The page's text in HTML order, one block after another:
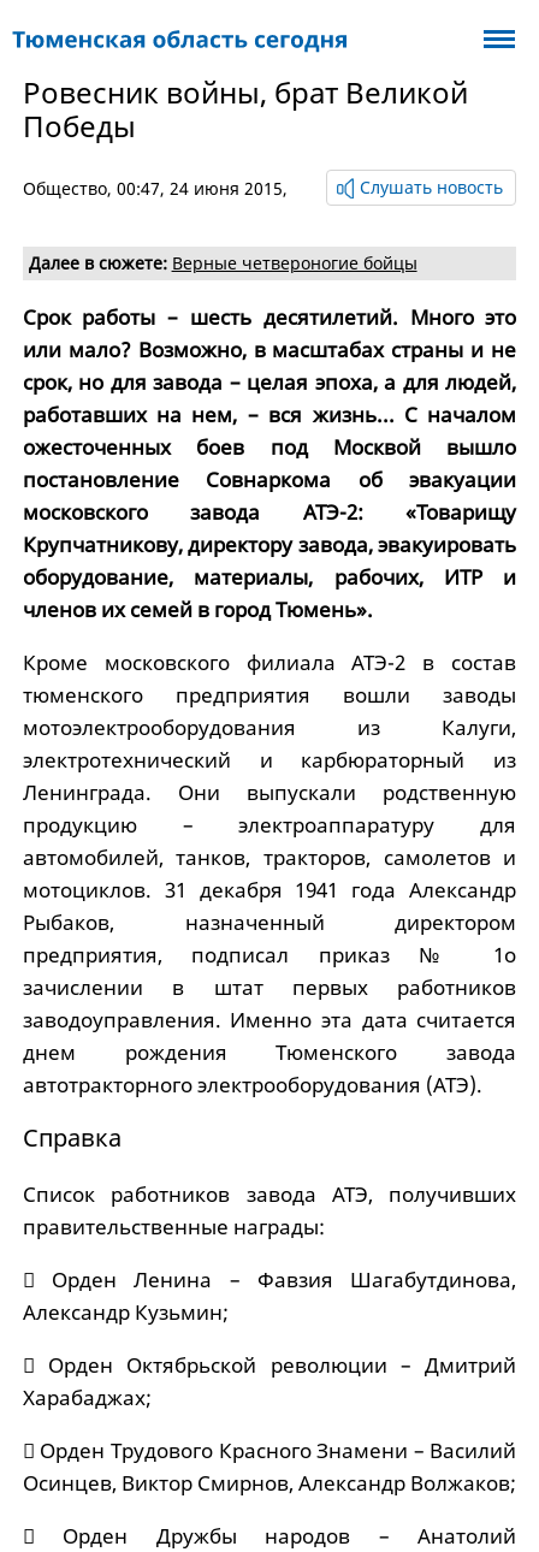
Ровесник войны, брат Великой
Победы
Общество, 00:47, 24 июня 2015, Слушать новость
Далее в сюжете: Верные четвероногие бойцы
Срок работы – шесть десятилетий. Много это
или мало? Возможно, в масштабах страны и не
срок, но для завода – целая эпоха, а для людей,
работавших на нем, – вся жизнь... С началом
ожесточенных боев под Москвой вышло
постановление Совнаркома об эвакуации
московского завода АТЭ-2: «Товарищу
Крупчатникову, директору завода, эвакуировать
оборудование, материалы, рабочих, ИТР и
членов их семей в город Тюмень».
Кроме московского филиала АТЭ-2 в состав
тюменского предприятия вошли заводы
мотоэлектрооборудования из Калуги,
электротехнический и карбюраторный из
Ленинграда. Они выпускали родственную
продукцию – электроаппаратуру для
автомобилей, танков, тракторов, самолетов и
мотоциклов. 31 декабря 1941 года Александр
Рыбаков, назначенный директором
предприятия, подписал приказ № 1о
зачислении в штат первых работников
заводоуправления. Именно эта дата считается
днем рождения Тюменского завода
автотракторного электрооборудования (АТЭ).
Справка
Список работников завода АТЭ, получивших
правительственные награды:
 Орден Ленина – Фавзия Шагабутдинова,
Александр Кузьмин;
 Орден Октябрьской революции – Дмитрий
Харабаджах;
 Орден Трудового Красного Знамени – Василий
Осинцев, Виктор Смирнов, Александр Волжаков;
 Орден Дружбы народов – Анатолий